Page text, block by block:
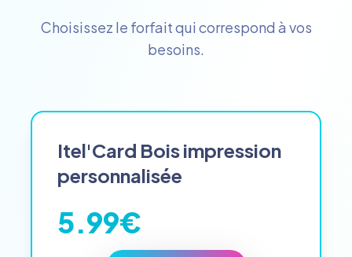
Choisissez le forfait qui correspond à vos
besoins.
Itel'Card Bois impression
personnalisée
5.99€